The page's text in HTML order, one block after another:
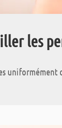
les
uniformément